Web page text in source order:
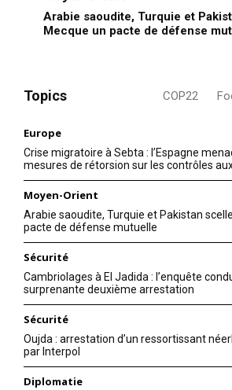
Arabie saoudite, Turquie et
Mecque un pacte de défense
Topics COP22
Europe
Crise migratoire à Sebta : l’Espagne
mesures de rétorsion sur les contrôles
Moyen-Orient
Arabie saoudite, Turquie et Pakistan
pacte de défense mutuelle
Sécurité
Cambriolages à El Jadida : l’enquête
surprenante deuxième arrestation
Sécurité
Oujda : arrestation d’un ressortissant
par Interpol
Diplomatie